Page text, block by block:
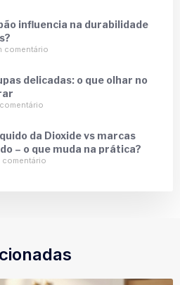
influencia na durabilidade
comentário
delicadas: o que olhar no
da Dioxide vs marcas
– o que muda na prática?
comentário